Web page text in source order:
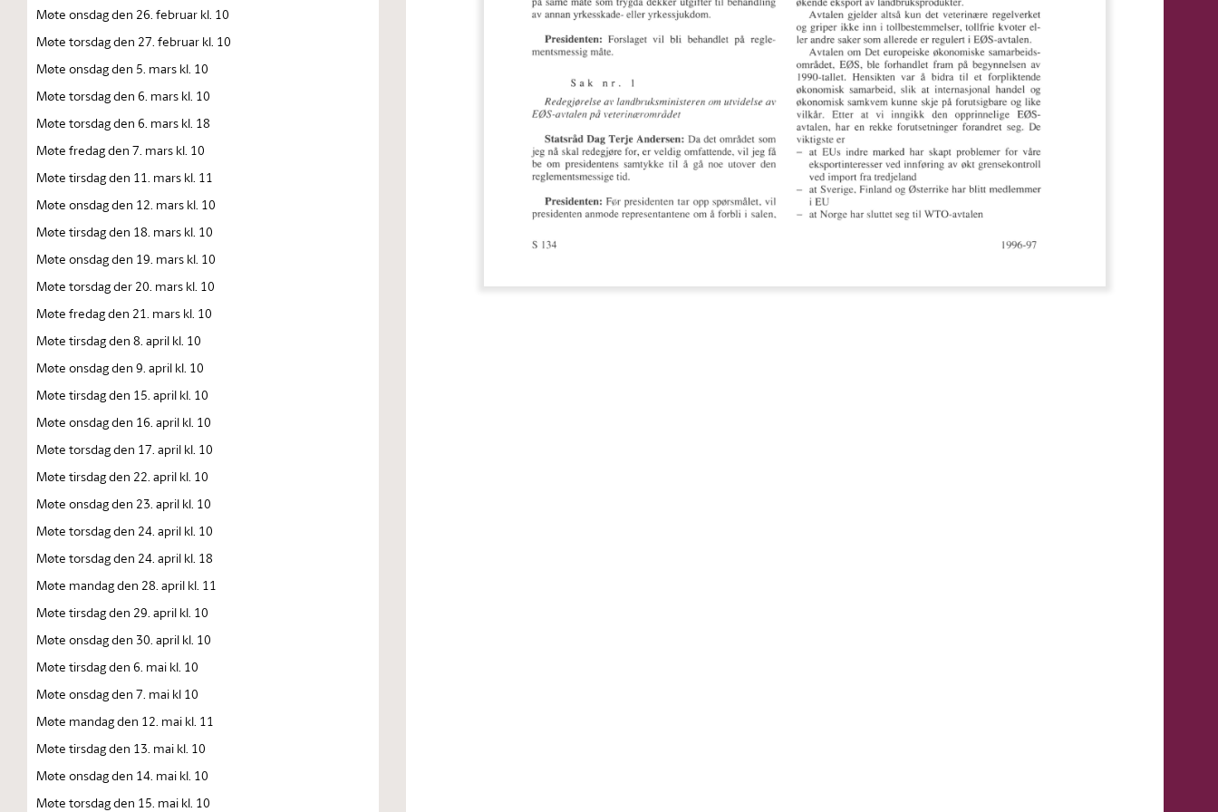
Møte onsdag den 26. februar kl. 10
Møte torsdag den 27. februar kl. 10
Møte onsdag den 5. mars kl. 10
Møte torsdag den 6. mars kl. 10
Møte torsdag den 6. mars kl. 18
Møte fredag den 7. mars kl. 10
Møte tirsdag den 11. mars kl. 11
Møte onsdag den 12. mars kl. 10
Møte tirsdag den 18. mars kl. 10
Møte onsdag den 19. mars kl. 10
Møte torsdag der 20. mars kl. 10
Møte fredag den 21. mars kl. 10
Møte tirsdag den 8. april kl. 10
Møte onsdag den 9. april kl. 10
Møte tirsdag den 15. april kl. 10
Møte onsdag den 16. april kl. 10
Møte torsdag den 17. april kl. 10
Møte tirsdag den 22. april kl. 10
Møte onsdag den 23. april kl. 10
Møte torsdag den 24. april kl. 10
Møte torsdag den 24. april kl. 18
Møte mandag den 28. april kl. 11
Møte tirsdag den 29. april kl. 10
Møte onsdag den 30. april kl. 10
Møte tirsdag den 6. mai kl. 10
Møte onsdag den 7. mai kl 10
Møte mandag den 12. mai kl. 11
Møte tirsdag den 13. mai kl. 10
Møte onsdag den 14. mai kl. 10
Møte torsdag den 15. mai kl. 10